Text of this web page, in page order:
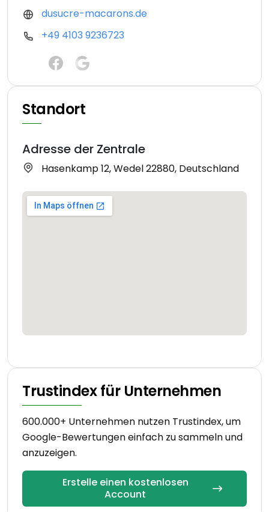
dusucre-macarons.de
+49 4103 9236723
Standort
Adresse der Zentrale
Hasenkamp 12, Wedel 22880, Deutschland
Trustindex für Unternehmen
600.000+ Unternehmen nutzen Trustindex, um
Google-Bewertungen einfach zu sammeln und
anzuzeigen.
Erstelle einen kostenlosen
Account